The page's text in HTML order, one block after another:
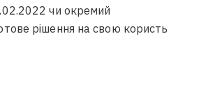
чи окремий
рішення на свою користь